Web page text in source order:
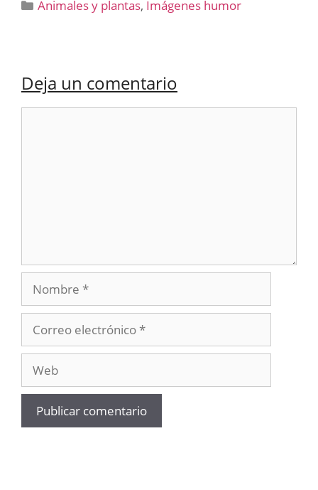
Categorías
Animales y plantas, Imágenes humor
Deja un comentario
Nombre
electrónico